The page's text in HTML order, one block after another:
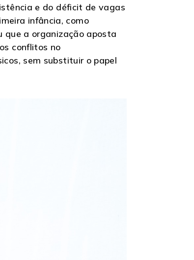
e do déficit de vagas
infância, como
que a organização aposta
conflitos no
sem substituir o papel